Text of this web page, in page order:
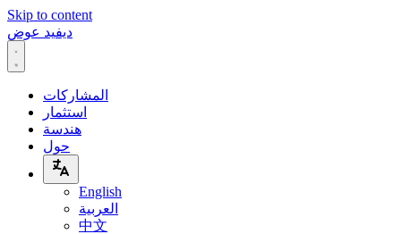
Skip to content
ديفيد عوض
المشاركات
استثمار
هندسة
حول
English
العربية
中文